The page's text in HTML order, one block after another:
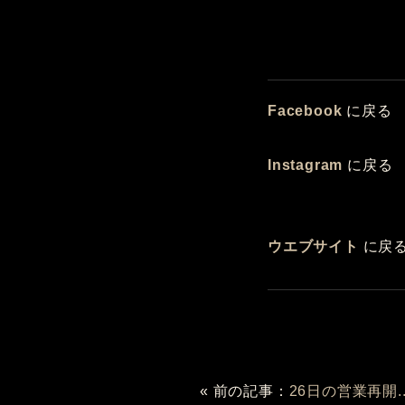
Facebook に戻
Instagram に戻る
ウエブサイト に戻る
« 前の記事： 26日の営業再開